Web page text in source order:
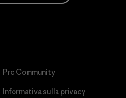
Pro Community
Informativa sulla privacy